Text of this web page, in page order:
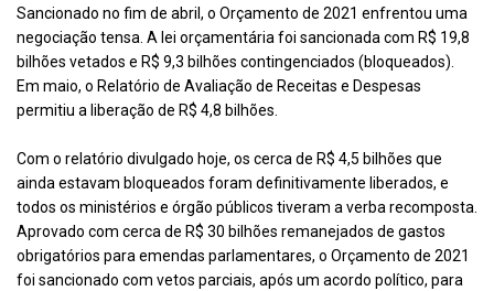
Sancionado no fim de abril, o Orçamento de 2021 enfrentou uma
negociação tensa. A lei orçamentária foi sancionada com R$ 19,8
bilhões vetados e R$ 9,3 bilhões contingenciados (bloqueados).
Em maio, o Relatório de Avaliação de Receitas e Despesas
permitiu a liberação de R$ 4,8 bilhões.
Com o relatório divulgado hoje, os cerca de R$ 4,5 bilhões que
ainda estavam bloqueados foram definitivamente liberados, e
todos os ministérios e órgão públicos tiveram a verba recomposta.
Aprovado com cerca de R$ 30 bilhões remanejados de gastos
obrigatórios para emendas parlamentares, o Orçamento de 2021
foi sancionado com vetos parciais, após um acordo político, para